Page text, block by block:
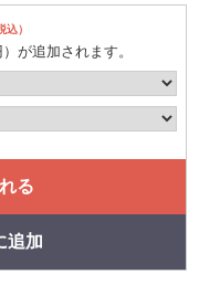
込）
が追加されます。
る
追加